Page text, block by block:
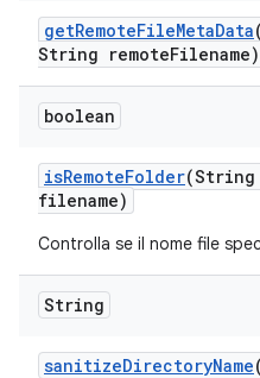
getRemoteFileMetaData
String remoteFilename)
boolean
isRemoteFolder(String
filename)
Controlla se il nome file
String
sanitizeDirectoryName